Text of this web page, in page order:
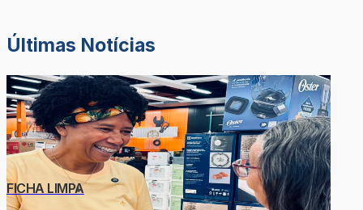
Últimas Notícias
FICHA LIMPA